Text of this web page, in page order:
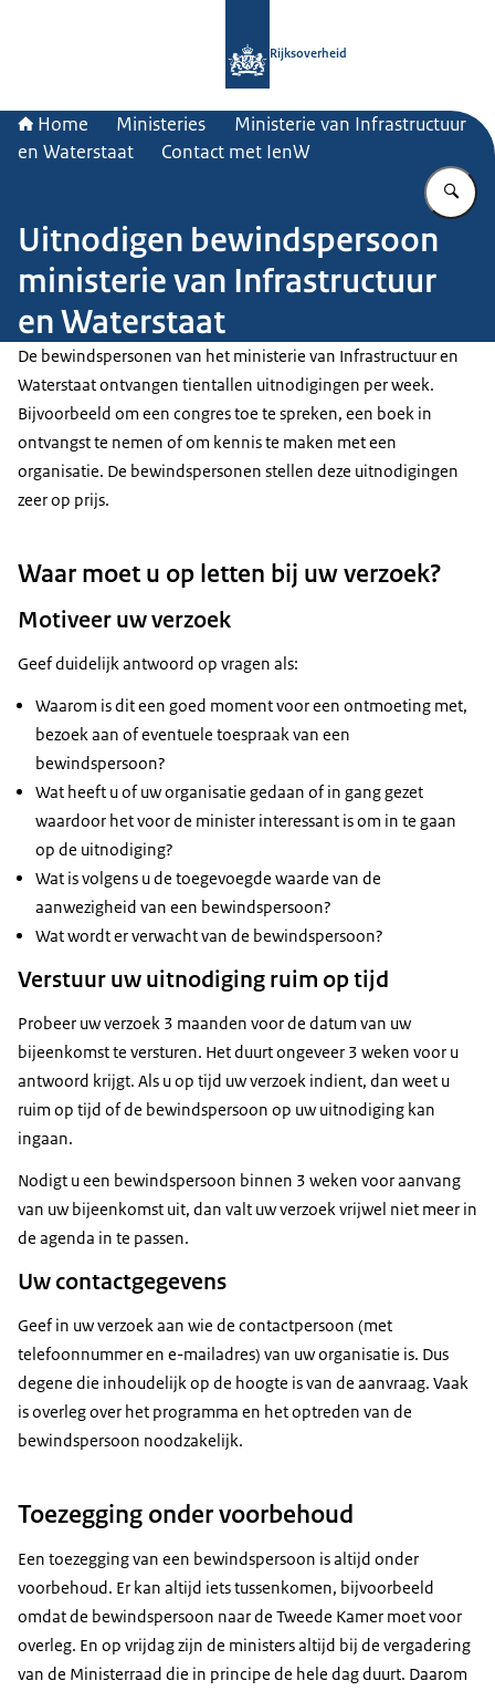
Rijksoverheid
Home Ministeries
Ministerie van Infrastructuur
en Waterstaat
Contact met IenW
Uitnodigen bewindspersoon
ministerie van Infrastructuur
en Waterstaat
De bewindspersonen van het ministerie van Infrastructuur en
Waterstaat ontvangen tientallen uitnodigingen per week.
Bijvoorbeeld om een congres toe te spreken, een boek in
ontvangst te nemen of om kennis te maken met een
organisatie. De bewindspersonen stellen deze uitnodigingen
zeer op prijs.
Waar moet u op letten bij uw verzoek?
Motiveer uw verzoek
Geef duidelijk antwoord op vragen als:
Waarom is dit een goed moment voor een ontmoeting met,
bezoek aan of eventuele toespraak van een
bewindspersoon?
Wat heeft u of uw organisatie gedaan of in gang gezet
waardoor het voor de minister interessant is om in te gaan
op de uitnodiging?
Wat is volgens u de toegevoegde waarde van de
aanwezigheid van een bewindspersoon?
Wat wordt er verwacht van de bewindspersoon?
Verstuur uw uitnodiging ruim op tijd
Probeer uw verzoek 3 maanden voor de datum van uw
bijeenkomst te versturen. Het duurt ongeveer 3 weken voor u
antwoord krijgt. Als u op tijd uw verzoek indient, dan weet u
ruim op tijd of de bewindspersoon op uw uitnodiging kan
ingaan.
Nodigt u een bewindspersoon binnen 3 weken voor aanvang
van uw bijeenkomst uit, dan valt uw verzoek vrijwel niet meer in
de agenda in te passen.
Uw contactgegevens
Geef in uw verzoek aan wie de contactpersoon (met
telefoonnummer en e-mailadres) van uw organisatie is. Dus
degene die inhoudelijk op de hoogte is van de aanvraag. Vaak
is overleg over het programma en het optreden van de
bewindspersoon noodzakelijk.
Toezegging onder voorbehoud
Een toezegging van een bewindspersoon is altijd onder
voorbehoud. Er kan altijd iets tussenkomen, bijvoorbeeld
omdat de bewindspersoon naar de Tweede Kamer moet voor
overleg. En op vrijdag zijn de ministers altijd bij de vergadering
van de Ministerraad die in principe de hele dag duurt. Daarom